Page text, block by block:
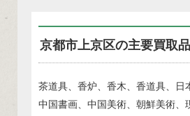
京都市上京区の主要買取品
茶道具、香炉、香木、香道具、日
中国書画、中国美術、朝鮮美術、